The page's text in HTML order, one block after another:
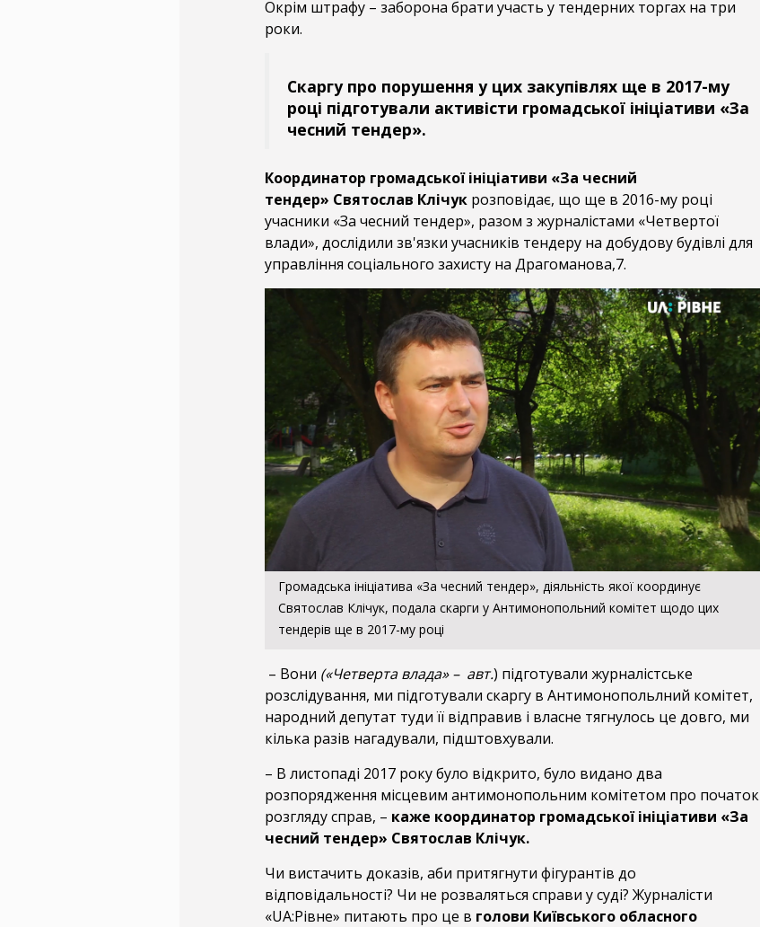
Окрім штрафу – заборона брати участь у тендерних торгах на три
роки.
Скаргу про порушення у цих закупівлях ще в 2017-му
році підготували активісти громадської ініціативи «За
чесний тендер».
Координатор громадської ініціативи «За чесний
тендер» Святослав Клічукрозповідає, що ще в 2016-му році
учасники «За чесний тендер», разом з журналістами «Четвертої
влади», дослідили зв'язки учасників тендеру на добудову будівлі для
управління соціального захисту на Драгоманова,7.
Громадська ініціатива «За чесний тендер», діяльність якої координує
Святослав Клічук, подала скарги у Антимонопольний комітет щодо цих
тендерів ще в 2017-му році
– Вони («Четверта влада» – авт.) підготували журналістське
розслідування, ми підготували скаргу в Антимонопольлний комітет,
народний депутат туди її відправив і власне тягнулось це довго, ми
кілька разів нагадували, підштовхували.
– В листопаді 2017 року було відкрито, було видано два
розпорядження місцевим антимонопольним комітетом про початок
розгляду справ, – каже координатор громадської ініціативи «За
чесний тендер» Святослав Клічук.
Чи вистачить доказів, аби притягнути фігурантів до
відповідальності? Чи не розваляться справи у суді? Журналісти
«UA:Рівне» питають про це в голови Київського обласного